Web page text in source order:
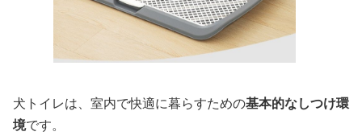
犬トイレは、室内で快適に暮らすための基本的なしつけ環
境です。